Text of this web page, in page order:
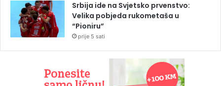
Srbija ide na Svjetsko prvenstvo:
Velika pobjeda rukometaša u
“Pioniru”
prije 5 sati